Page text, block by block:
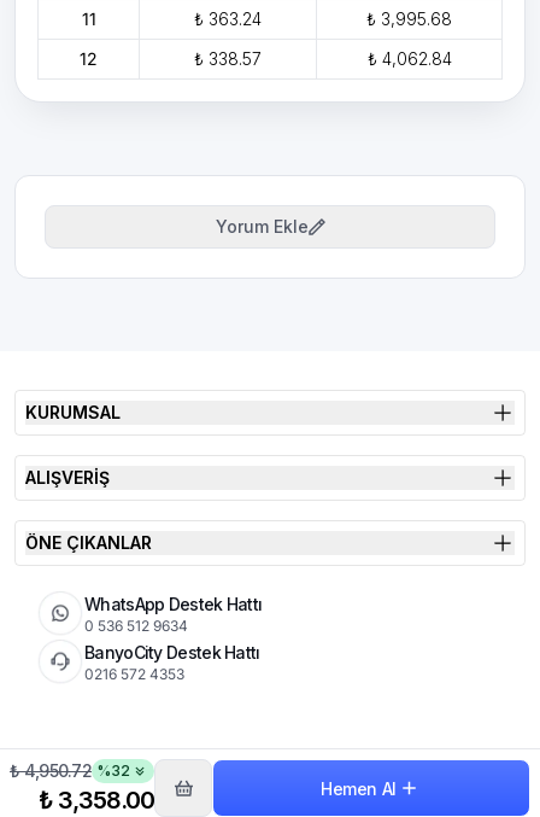
₺ 4,950.72 %32
₺ 3,358.00 Hemen Al
11
₺ 363.24
₺ 3,995.68
12
₺ 338.57 ₺ 4,062.84
Yorum Ekle
KURUMSAL
ALIŞVERİŞ
ÖNE ÇIKANLAR
WhatsApp Destek Hattı
0 536 512 9634
BanyoCity Destek Hattı
0216 572 4353
© 2026 Şimşek Banyo & Seramik | Tüm Hakları Saklıdır
KVKK Çerez Politikası